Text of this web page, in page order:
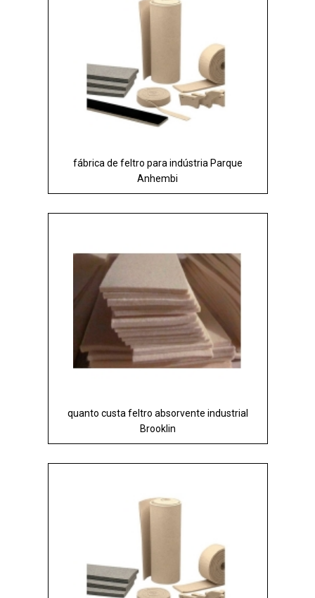
fábrica de feltro para indústria Parque
Anhembi
quanto custa feltro absorvente industrial
Brooklin